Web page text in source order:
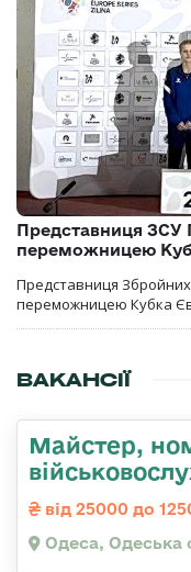
Представниця ЗСУ
переможницею
Представниця
переможницею Кубка
ВАКАНСІЇ
Майстер,
від 25000 до
Одеса, Одеська